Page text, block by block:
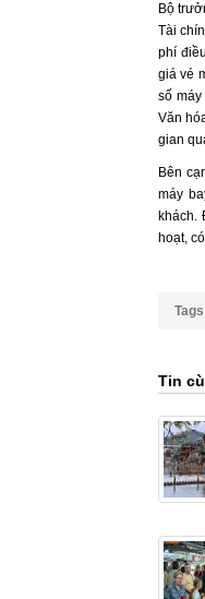
Bộ
Tài
phí
giá vé
số
Văn
gian
Bên
máy
khách.
hoạt,
Tags
Tin